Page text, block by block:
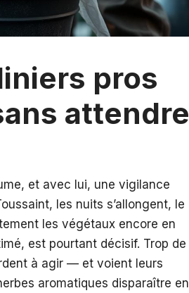
pros
attendre
et avec lui, une vigilance
les nuits s’allongent, le
les végétaux encore en
est pourtant décisif. Trop de
à agir — et voient leurs
aromatiques disparaître en